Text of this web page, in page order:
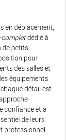
en déplacement,
completdédié à
de petits-
pour
des salles et
équipements
détail est
confiance et à
de leurs
professionnel.